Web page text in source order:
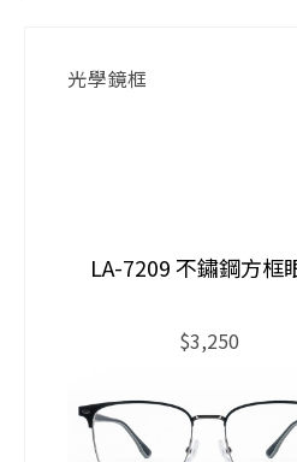
光學鏡框
LA-7209 不鏽鋼方框
$3,250